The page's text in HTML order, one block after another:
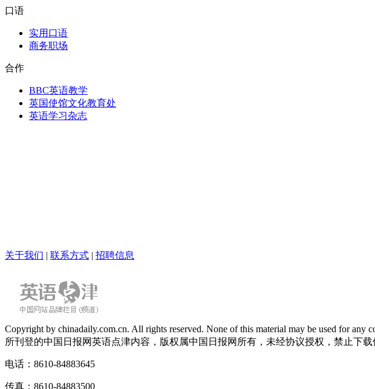
口语
实用口语
商务职场
合作
BBC英语教学
英国使馆文化教育处
英语学习杂志
关于我们 | 联系方式 | 招聘信息
Copyright by chinadaily.com.cn. All rights reserved. None of this material may be used for
所刊登的中国日报网英语点津内容，版权属中国日报网所有，未经协议授权，禁止下
电话：8610-84883645
传真：8610-84883500